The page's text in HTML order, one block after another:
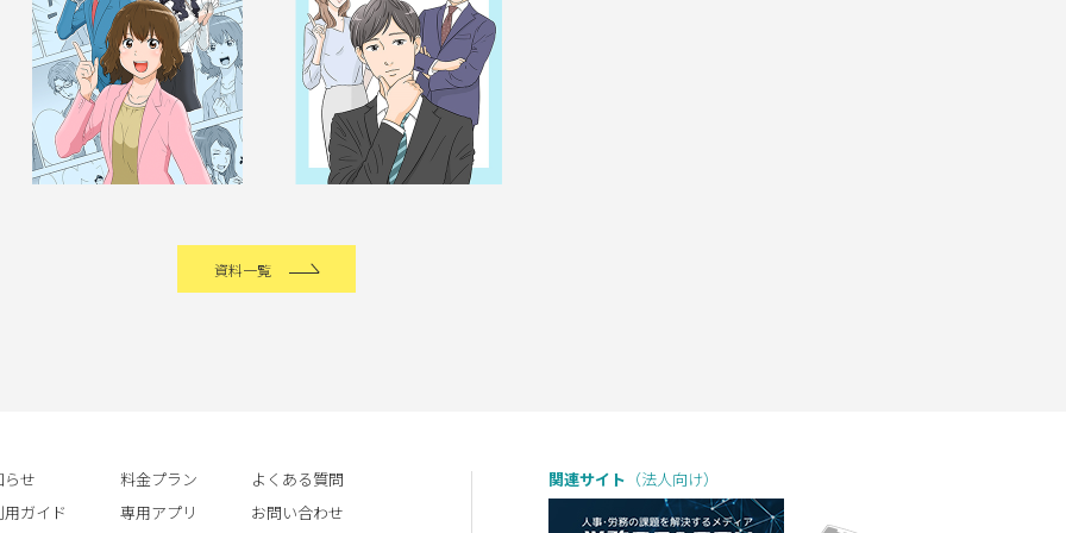
資料一覧
らせ
ガイド
料金プラン
専用アプリ
よくある質問
お問い合わせ
関連サイト （法人向け）